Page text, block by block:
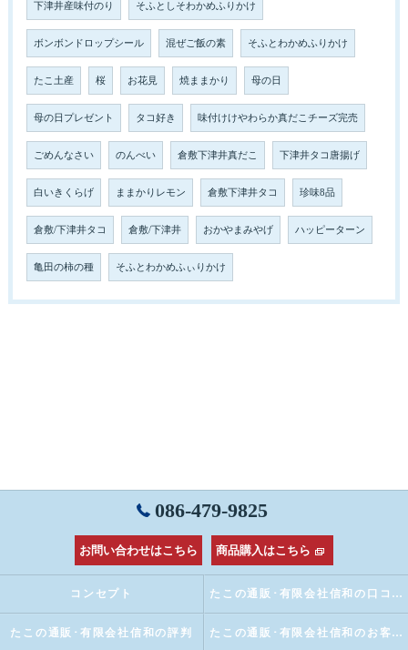
下津井産味付のり そふとしそわかめふりかけ
ボンボンドロップシール 混ぜご飯の素 そふとわかめふりかけ
たこ土産 桜 お花見 焼ままかり 母の日
母の日プレゼント タコ好き 味付けけやわらか真だこチーズ完売
ごめんなさい のんべい 倉敷下津井真だこ 下津井タコ唐揚げ
白いきくらげ ままかりレモン 倉敷下津井タコ 珍味8品
倉敷/下津井タコ 倉敷/下津井 おかやまみやげ ハッピーターン
亀田の柿の種 そふとわかめふぃりかけ
086-479-9825
お問い合わせはこちら 商品購入はこちら
コンセプト たこの通販･有限会社信和の口コミ情報
たこの通販･有限会社信和の評判 たこの通販･有限会社信和のお客様の声